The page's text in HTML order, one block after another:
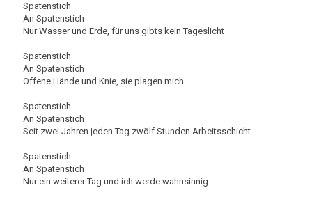
Spatenstich
An Spatenstich
Nur Wasser und Erde, für uns gibts kein Tageslicht
Spatenstich
An Spatenstich
Offene Hände und Knie, sie plagen mich
Spatenstich
An Spatenstich
Seit zwei Jahren jeden Tag zwölf Stunden Arbeitsschicht
Spatenstich
An Spatenstich
Nur ein weiterer Tag und ich werde wahnsinnig